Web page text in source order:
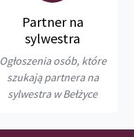
Partner na
sylwestra
Ogłoszenia osób, które
szukają partnera na
sylwestra w Bełżyce